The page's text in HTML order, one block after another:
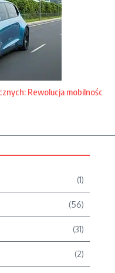
Rewolucja mobilnośc
(1)
(56)
(31)
(2)